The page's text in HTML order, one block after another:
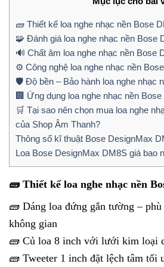
🧱 Thiết kế loa nghe nhạc nền Bose
🧩 Đánh giá loa nghe nhạc nền Bose
🔊 Chất âm loa nghe nhạc nền Bose
⚙️ Công nghệ loa nghe nhạc nền
🛡️ Độ bền – Bảo hành loa nghe nhạc
🏢 Ứng dụng loa nghe nhạc nền
🛒 Tại sao nên chọn mua loa nghe
của Shop Âm Thanh?
Thông số kĩ thuật Bose DesignMax
Loa Bose DesignMax DM8S giá bao
🧱 Thiết kế loa nghe nhạc nền
🧱 Dáng loa đứng gắn tường –
không gian
🧱 Củ loa 8 inch với lưới kim loại
🧱 Tweeter 1 inch đặt lệch tâm tối